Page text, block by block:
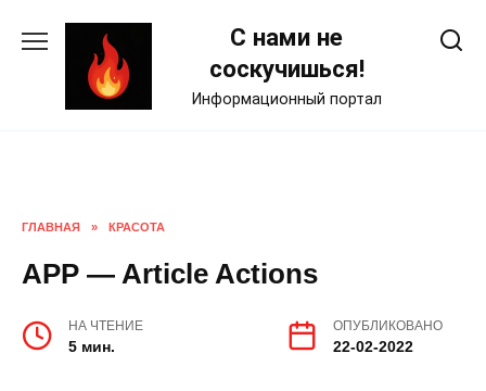
С нами не
соскучишься!
Информационный портал
ГЛАВНАЯ » КРАСОТА
APP — Article Actions
НА ЧТЕНИЕ
5 мин.
ОПУБЛИКОВАНО
22-02-2022